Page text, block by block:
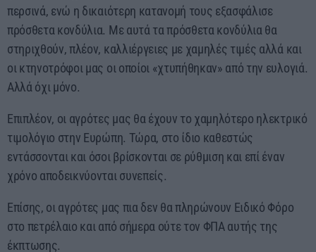
περσινά, ενώ η δικαιότερη κατανομή τους εξασφάλισε
πρόσθετα κονδύλια. Με αυτά τα πρόσθετα κονδύλια θα
στηριχθούν, πλέον, καλλιέργειες με χαμηλές τιμές αλλά και
οι κτηνοτρόφοι μας οι οποίοι «χτυπήθηκαν» από την ευλογιά.
Αλλά όχι μόνο.
Επιπλέον, οι αγρότες μας θα έχουν το χαμηλότερο ηλεκτρικό
τιμολόγιο στην Ευρώπη. Τώρα, στο ίδιο καθεστώς
εντάσσονται και όσοι βρίσκονται σε ρύθμιση και επί έναν
χρόνο αποδεικνύονται συνεπείς.
Επίσης, οι αγρότες μας πια δεν θα πληρώνουν Ειδικό Φόρο
στο πετρέλαιο και από σήμερα ούτε τον ΦΠΑ αυτής της
έκπτωσης.